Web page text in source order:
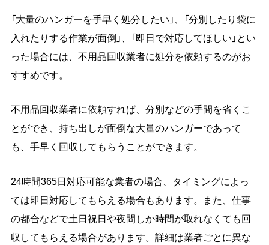
「大量のハンガーを手早く処分したい」、「分別したり袋に
入れたりする作業が面倒」、「即日で対応してほしい」とい
った場合には、不用品回収業者に処分を依頼するのがお
すすめです。
不用品回収業者に依頼すれば、分別などの手間を省くこ
とができ、持ち出しが面倒な大量のハンガーであって
も、手早く回収してもらうことができます。
24時間365日対応可能な業者の場合、タイミングによっ
ては即日対応してもらえる場合もあります。また、仕事
の都合などで土日祝日や夜間しか時間が取れなくても回
収してもらえる場合があります。詳細は業者ごとに異な